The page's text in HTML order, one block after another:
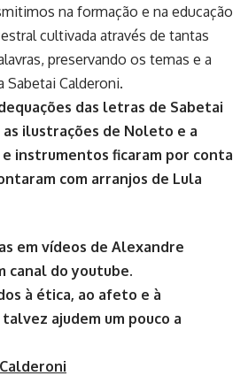
na formação e na educação
cultivada através de tantas
preservando os temas e a
Sabetai Calderoni.
das letras de Sabetai
as ilustrações de Noleto e a
e instrumentos ficaram por conta
com arranjos de Lula
em vídeos de Alexandre
canal do youtube.
à ética, ao afeto e à
ajudem um pouco a